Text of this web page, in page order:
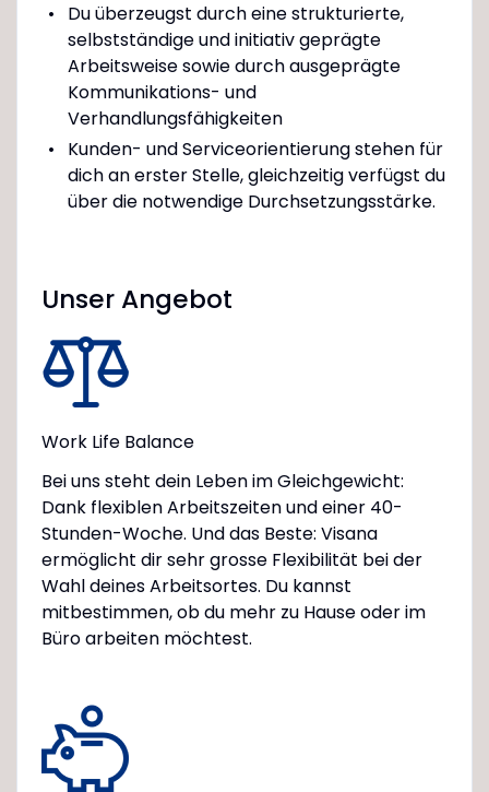
Du überzeugst durch eine strukturierte,
selbstständige und initiativ geprägte
Arbeitsweise sowie durch ausgeprägte
Kommunikations- und
Verhandlungsfähigkeiten
Kunden- und Serviceorientierung stehen für
dich an erster Stelle, gleichzeitig verfügst du
über die notwendige Durchsetzungsstärke.
Unser Angebot
Work Life Balance
Bei uns steht dein Leben im Gleichgewicht:
Dank flexiblen Arbeitszeiten und einer 40-
Stunden-Woche. Und das Beste: Visana
ermöglicht dir sehr grosse Flexibilität bei der
Wahl deines Arbeitsortes. Du kannst
mitbestimmen, ob du mehr zu Hause oder im
Büro arbeiten möchtest.